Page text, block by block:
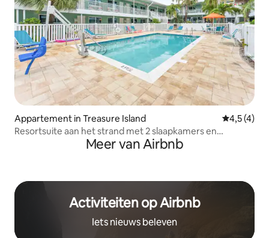
Appartement in Treasure Island
4,5 (4)
Resortsuite aan het strand met 2 slaapkamers en
verwarmd zwembad - TT41Meer van Airbnb
Activiteiten op Airbnb
Iets nieuws beleven